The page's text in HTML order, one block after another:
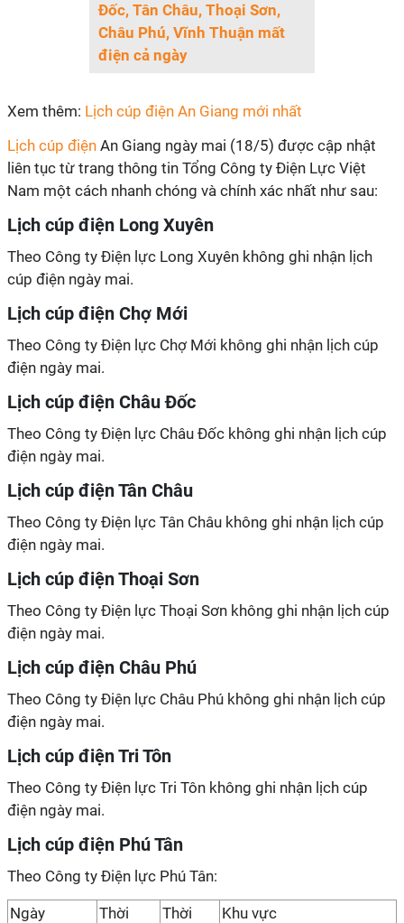
Đốc, Tân Châu, Thoại Sơn,
Châu Phú, Vĩnh Thuận mất
điện cả ngày
Xem thêm: Lịch cúp điện An Giang mới nhất
Lịch cúp điện An Giang ngày mai (18/5) được cập nhật
liên tục từ trang thông tin Tổng Công ty Điện Lực Việt
Nam một cách nhanh chóng và chính xác nhất như sau:
Lịch cúp điện Long Xuyên
Theo Công ty Điện lực Long Xuyên không ghi nhận lịch
cúp điện ngày mai.
Lịch cúp điện Chợ Mới
Theo Công ty Điện lực Chợ Mới không ghi nhận lịch cúp
điện ngày mai.
Lịch cúp điện Châu Đốc
Theo Công ty Điện lực Châu Đốc không ghi nhận lịch cúp
điện ngày mai.
Lịch cúp điện Tân Châu
Theo Công ty Điện lực Tân Châu không ghi nhận lịch cúp
điện ngày mai.
Lịch cúp điện Thoại Sơn
Theo Công ty Điện lực Thoại Sơn không ghi nhận lịch cúp
điện ngày mai.
Lịch cúp điện Châu Phú
Theo Công ty Điện lực Châu Phú không ghi nhận lịch cúp
điện ngày mai.
Lịch cúp điện Tri Tôn
Theo Công ty Điện lực Tri Tôn không ghi nhận lịch cúp
điện ngày mai.
Lịch cúp điện Phú Tân
Theo Công ty Điện lực Phú Tân:
Ngày
Thời
Thời
Khu vực